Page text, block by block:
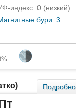
индекс: 0 (низкий)
бури: 3
Подробно